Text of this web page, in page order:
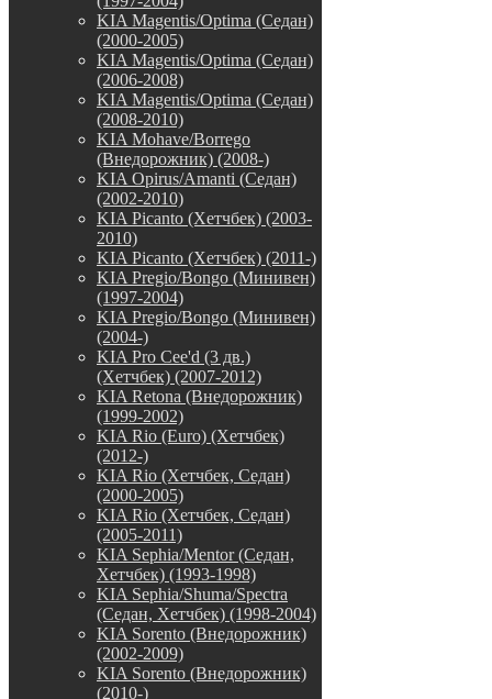
KIA Magentis/Optima (Седан)
(2000-2005)
KIA Magentis/Optima (Седан)
(2006-2008)
KIA Magentis/Optima (Седан)
(2008-2010)
KIA Mohave/Borrego
(Внедорожник) (2008-)
KIA Opirus/Amanti (Седан)
(2002-2010)
KIA Picanto (Хетчбек) (2003-
2010)
KIA Picanto (Хетчбек) (2011-)
KIA Pregio/Bongo (Минивен)
(1997-2004)
KIA Pregio/Bongo (Минивен)
(2004-)
KIA Pro Cee'd (3 дв.)
(Хетчбек) (2007-2012)
KIA Retona (Внедорожник)
(1999-2002)
KIA Rio (Euro) (Хетчбек)
(2012-)
KIA Rio (Хетчбек, Седан)
(2000-2005)
KIA Rio (Хетчбек, Седан)
(2005-2011)
KIA Sephia/Mentor (Седан,
Хетчбек) (1993-1998)
KIA Sephia/Shuma/Spectra
(Седан, Хетчбек) (1998-2004)
KIA Sorento (Внедорожник)
(2002-2009)
KIA Sorento (Внедорожник)
(2010-)